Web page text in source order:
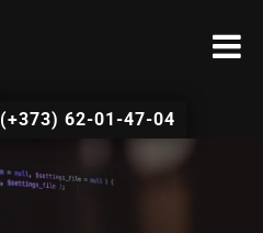
(+373) 62-01-47-04